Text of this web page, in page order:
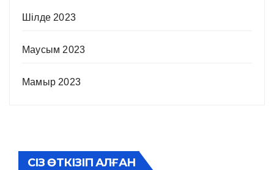
Шілде 2023
Маусым 2023
Мамыр 2023
СІЗ ӨТКІЗІП АЛҒАН